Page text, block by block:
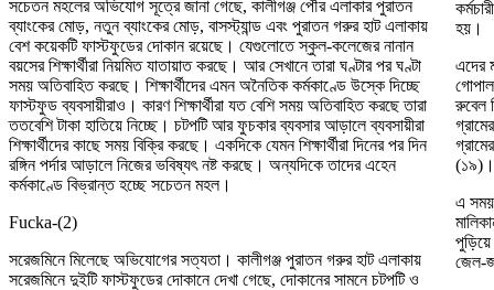
সচেতন মহলের অভিযোগ সূত্রে জানা গেছে, কালীগঞ্জ পৌর এলাকার পুরাতন
ব্যাংকের মোড়, নতুন ব্যাংকের মোড়, বাসস্ট্যান্ড এবং পুরাতন গরুর হাট এলাকায়
বেশ কয়েকটি ফাস্টফুডের দোকান রয়েছে। যেগুলোতে স্কুল-কলেজের নানান
বয়সের শিক্ষার্থীরা নিয়মিত যাতায়াত করছে। আর সেখানে তারা ঘণ্টার পর ঘণ্টা
সময় অতিবাহিত করছে। শিক্ষার্থীদের এমন অনৈতিক কর্মকাণ্ডে উস্কে দিচ্ছে
ফাস্টফুড ব্যবসায়ীরাও। কারণ শিক্ষার্থীরা যত বেশি সময় অতিবাহিত করছে তারা
ততবেশি টাকা হাতিয়ে নিচ্ছে। চটপটি আর ফুচকার ব্যবসার আড়ালে ব্যবসায়ীরা
শিক্ষার্থীদের কাছে সময় বিক্রি করছে। একদিকে যেমন শিক্ষার্থীরা দিনের পর দিন
রঙ্গিন পর্দার আড়ালে নিজের ভবিষ্যৎ নষ্ট করছে। অন্যদিকে তাদের এহেন
কর্মকাণ্ডে বিভ্রান্ত হচ্ছে সচেতন মহল।
Fucka-(2)
সরেজমিনে মিলেছে অভিযোগের সত্যতা। কালীগঞ্জ পুরাতন গরুর হাট এলাকায়
সরেজমিনে দুইটি ফাস্টফুডের দোকানে দেখা গেছে, দোকানের সামনে চটপটি ও
হয়।
এদের
গোপাল
রুবেল
(১৯)।
এ সময়
জেল-